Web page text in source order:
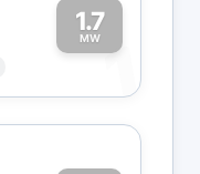
1.7
MW1